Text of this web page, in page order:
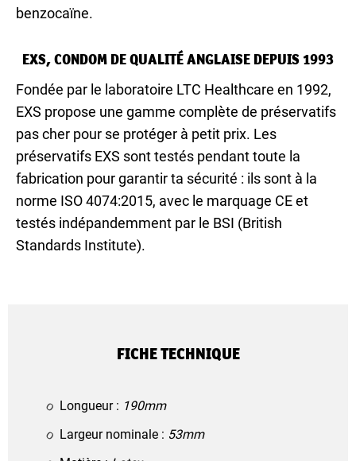
benzocaïne.
EXS, CONDOM DE QUALITÉ ANGLAISE DEPUIS 1993
Fondée par le laboratoire LTC Healthcare en 1992,
EXS propose une gamme complète de préservatifs
pas cher pour se protéger à petit prix. Les
préservatifs EXS sont testés pendant toute la
fabrication pour garantir ta sécurité : ils sont à la
norme ISO 4074:2015, avec le marquage CE et
testés indépandemment par le BSI (British
Standards Institute).
FICHE TECHNIQUE
Longueur : 190mm
Largeur nominale : 53mm